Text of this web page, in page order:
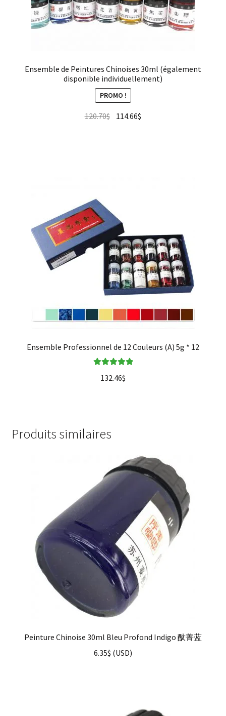
Ensemble de Peintures Chinoises 30ml (également
disponible individuellement)
PROMO !
120.70$ 114.66$
Ensemble Professionnel de 12 Couleurs (A) 5g * 12
132.46$
Produits similaires
Peinture Chinoise 30ml Bleu Profond Indigo 酞菁蓝
6.35$ (USD)